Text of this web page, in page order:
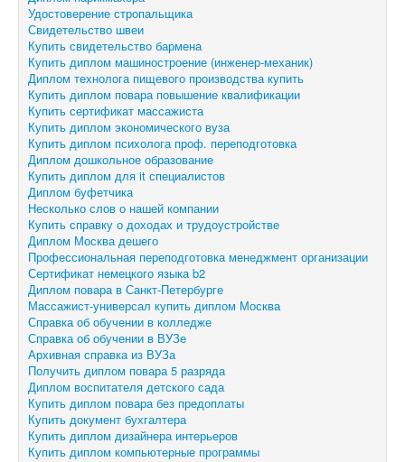
Удостоверение стропальщика
Свидетельство швеи
Купить свидетельство бармена
Купить диплом машиностроение (инженер-механик)
Диплом технолога пищевого производства купить
Купить диплом повара повышение квалификации
Купить сертификат массажиста
Купить диплом экономического вуза
Купить диплом психолога проф. переподготовка
Диплом дошкольное образование
Купить диплом для it специалистов
Диплом буфетчика
Несколько слов о нашей компании
Купить справку о доходах и трудоустройстве
Диплом Москва дешего
Профессиональная переподготовка менеджмент организации
Сертификат немецкого языка b2
Диплом повара в Санкт-Петербурге
Массажист-универсал купить диплом Москва
Справка об обучении в колледже
Справка об обучении в ВУЗе
Архивная справка из ВУЗа
Получить диплом повара 5 разряда
Диплом воспитателя детского сада
Купить диплом повара без предоплаты
Купить документ бухгалтера
Купить диплом дизайнера интерьеров
Купить диплом компьютерные программы